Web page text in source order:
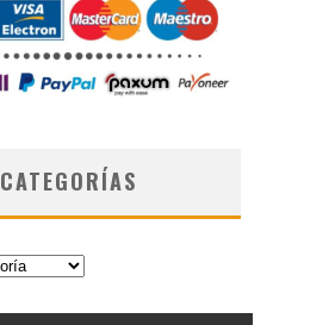
CATEGORÍAS